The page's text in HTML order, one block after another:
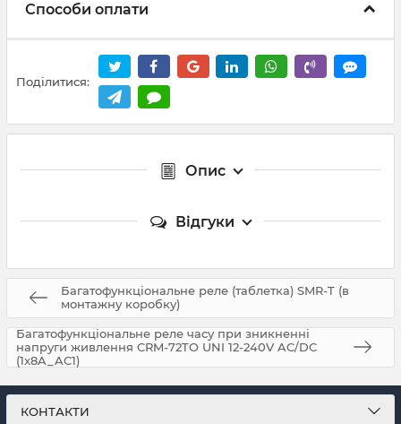
Способи оплати
Поділитися:
Опис
Відгуки
Багатофункціональне реле (таблетка) SMR-T (в
монтажну коробку)
Багатофункціональне реле часу при зникненні
напруги живлення CRM-72TO UNI 12-240V AC/DC
(1x8A_AC1)
КОНТАКТИ